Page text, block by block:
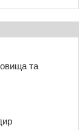
та